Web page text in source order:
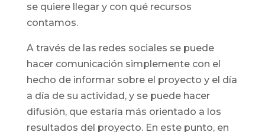
se quiere llegar y con qué recursos
contamos.
A través de las redes sociales se puede
hacer comunicación simplemente con el
hecho de informar sobre el proyecto y el día
a día de su actividad, y se puede hacer
difusión, que estaría más orientado a los
resultados del proyecto. En este punto, en